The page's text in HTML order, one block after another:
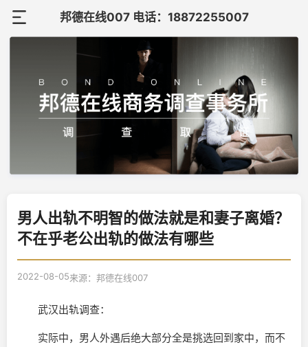
邦德在线007 电话：18872255007
查
男人出轨不明智的做法就是和妻子离婚？
不在乎老公出轨的做法有哪些
2022-08-05来源：邦德在线007
武汉出轨调查：
实际中，男人外遇后绝大部分全是挑选回到家中，而不